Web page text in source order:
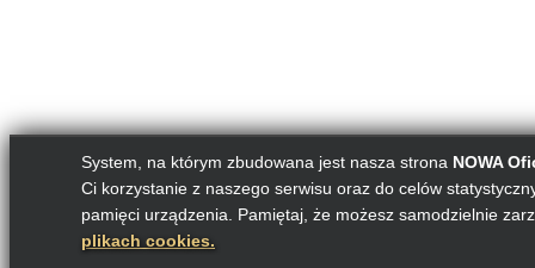
System, na którym zbudowana jest nasza strona NOWA
Ci korzystanie z naszego serwisu oraz do celów
pamięci urządzenia. Pamiętaj, że możesz samodzielnie
plikach cookies.